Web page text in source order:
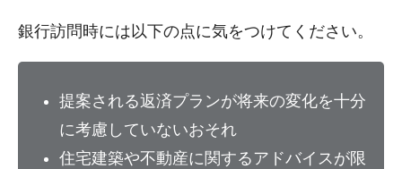
銀行訪問時には以下の点に気をつけてください。
提案される返済プランが将来の変化を十分
に考慮していないおそれ
住宅建築や不動産に関するアドバイスが限